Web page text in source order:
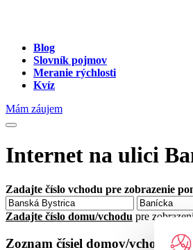
Blog
Slovník pojmov
Meranie rýchlosti
Kvíz
Mám záujem
Internet na ulici
Zadajte číslo vchodu pre zobrazenie
Zadajte číslo domu/vchodu pre
Zoznam čísiel domov/vchodov